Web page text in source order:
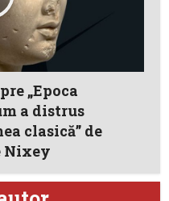
„Epoca
a distrus
clasică” de
Nixey